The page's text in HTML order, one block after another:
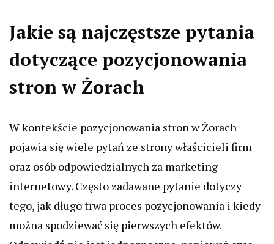
Jakie są najczęstsze pytania
dotyczące pozycjonowania
stron w Żorach
W kontekście pozycjonowania stron w Żorach
pojawia się wiele pytań ze strony właścicieli firm
oraz osób odpowiedzialnych za marketing
internetowy. Często zadawane pytanie dotyczy
tego, jak długo trwa proces pozycjonowania i kiedy
można spodziewać się pierwszych efektów.